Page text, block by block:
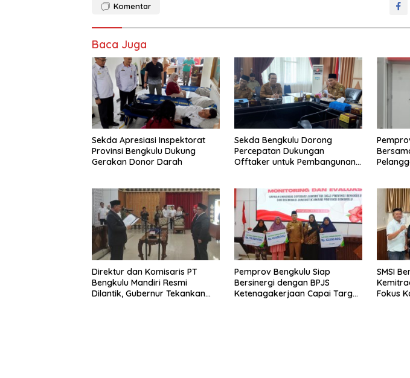
Komentar
Baca Juga
Sekda Apresiasi Inspektorat
Provinsi Bengkulu Dukung
Gerakan Donor Darah
Sekda Bengkulu Dorong
Percepatan Dukungan
Offtaker untuk Pembangunan
Sorotan
Direktur dan Komisaris PT
Bengkulu Mandiri Resmi
Dilantik, Gubernur Tekankan
Pemprov Bengkulu Siap
Bersinergi dengan BPJS
Ketenagakerjaan Capai Target
SMSI
Fokus